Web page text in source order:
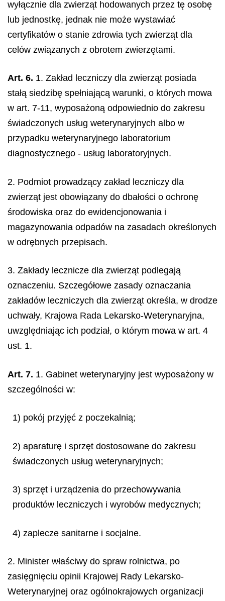
wyłącznie dla zwierząt hodowanych przez tę osobę
lub jednostkę, jednak nie może wystawiać
certyfikatów o stanie zdrowia tych zwierząt dla
celów związanych z obrotem zwierzętami.
Art. 6. 1. Zakład leczniczy dla zwierząt posiada
stałą siedzibę spełniającą warunki, o których mowa
w art. 7-11, wyposażoną odpowiednio do zakresu
świadczonych usług weterynaryjnych albo w
przypadku weterynaryjnego laboratorium
diagnostycznego - usług laboratoryjnych.
2. Podmiot prowadzący zakład leczniczy dla
zwierząt jest obowiązany do dbałości o ochronę
środowiska oraz do ewidencjonowania i
magazynowania odpadów na zasadach określonych
w odrębnych przepisach.
3. Zakłady lecznicze dla zwierząt podlegają
oznaczeniu. Szczegółowe zasady oznaczania
zakładów leczniczych dla zwierząt określa, w drodze
uchwały, Krajowa Rada Lekarsko-Weterynaryjna,
uwzględniając ich podział, o którym mowa w art. 4
ust. 1.
Art. 7. 1. Gabinet weterynaryjny jest wyposażony w
szczególności w:
1) pokój przyjęć z poczekalnią;
2) aparaturę i sprzęt dostosowane do zakresu
świadczonych usług weterynaryjnych;
3) sprzęt i urządzenia do przechowywania
produktów leczniczych i wyrobów medycznych;
4) zaplecze sanitarne i socjalne.
2. Minister właściwy do spraw rolnictwa, po
zasięgnięciu opinii Krajowej Rady Lekarsko-
Weterynaryjnej oraz ogólnokrajowych organizacji